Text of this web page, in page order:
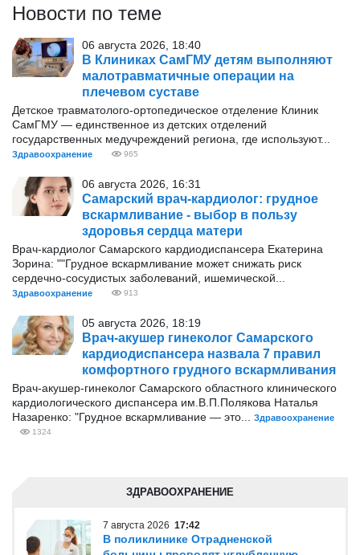
Новости по теме
06 августа 2026, 18:40
В Клиниках СамГМУ детям выполняют
малотравматичные операции на
плечевом суставе
Детское травматолого-ортопедическое отделение Клиник
СамГМУ — единственное из детских отделений
государственных медучреждений региона, где используют...
Здравоохранение 965
06 августа 2026, 16:31
Самарский врач-кардиолог: грудное
вскармливание - выбор в пользу
здоровья сердца матери
Врач-кардиолог Самарского кардиодиспансера Екатерина
Зорина: ""Грудное вскармливание может снижать риск
сердечно-сосудистых заболеваний, ишемической...
Здравоохранение 913
05 августа 2026, 18:19
Врач-акушер гинеколог Самарского
кардиодиспансера назвала 7 правил
комфортного грудного вскармливания
Врач-акушер-гинеколог Самарского областного клинического
кардиологического диспансера им.В.П.Полякова Наталья
Назаренко: "Грудное вскармливание — это...
Здравоохранение
1324
ЗДРАВООХРАНЕНИЕ
7 августа 2026 17:42
В поликлинике Отрадненской